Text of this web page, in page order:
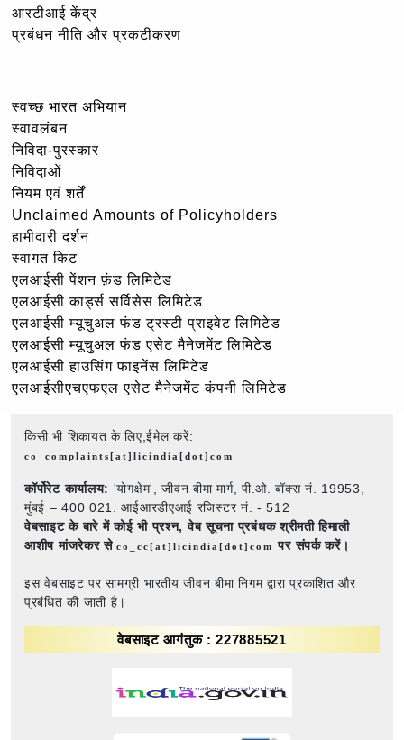
आरटीआई केंद्र
प्रबंधन नीति और प्रकटीकरण
स्वच्छ भारत अभियान
स्वावलंबन
निविदा-पुरस्कार
निविदाओं
नियम एवं शर्तें
Unclaimed Amounts of Policyholders
हामीदारी दर्शन
स्वागत किट
एलआईसी पेंशन फ़ंड लिमिटेड
एलआईसी कार्ड्स सर्विसेस लिमिटेड
एलआईसी म्यूचुअल फंड ट्रस्टी प्राइवेट लिमिटेड
एलआईसी म्यूचुअल फंड एसेट मैनेजमेंट लिमिटेड
एलआईसी हाउसिंग फाइनेंस लिमिटेड
एलआईसीएचएफएल एसेट मैनेजमेंट कंपनी लिमिटेड
किसी भी शिकायत के लिए,ईमेल करें:
co_complaints[at]licindia[dot]com
कॉर्पोरेट कार्यालय: 'योगक्षेम', जीवन बीमा मार्ग, पी.ओ. बॉक्स नं. 19953,
मुंबई – 400 021. आईआरडीएआई रजिस्टर नं. - 512
वेबसाइट के बारे में कोई भी प्रश्न, वेब सूचना प्रबंधक श्रीमती हिमाली
आशीष मांजरेकर सेco_cc[at]licindia[dot]comपर संपर्क करें।
इस वेबसाइट पर सामग्री भारतीय जीवन बीमा निगम द्वारा प्रकाशित और
प्रबंधित की जाती है।
वेबसाइट आगंतुक : 227885521